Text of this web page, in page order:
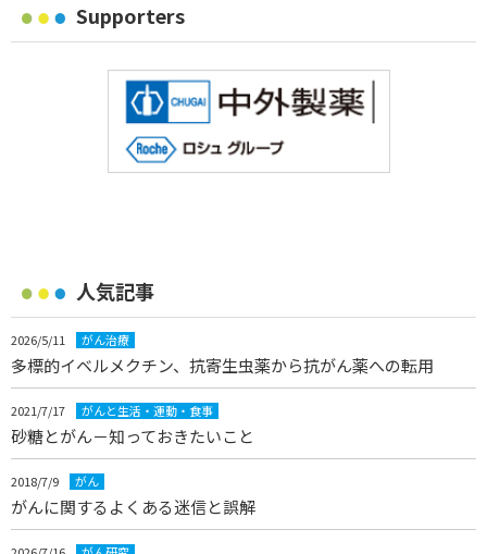
Supporters
人気記事
2026/5/11 がん治療
多標的イベルメクチン、抗寄生虫薬から抗がん薬への転用
2021/7/17 がんと生活・運動・食事
砂糖とがん－知っておきたいこと
2018/7/9 がん
がんに関するよくある迷信と誤解